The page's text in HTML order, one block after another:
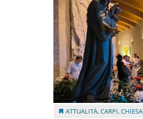
ATTUALITÀ,CARPI,CHIESA